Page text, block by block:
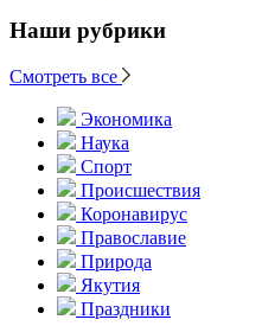
Наши рубрики
Смотреть все
Экономика
Наука
Спорт
Происшествия
Коронавирус
Православие
Природа
Якутия
Праздники